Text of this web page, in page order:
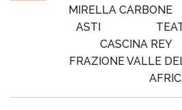
MIRELLA CARBONE
ASTI
CASCINA REY
FRAZIONE VALLE